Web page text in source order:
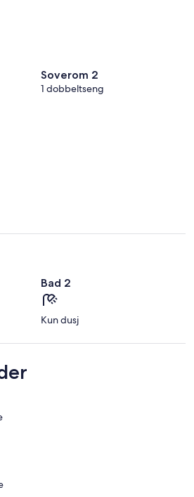
Soverom 2
1 dobbeltseng
Bad 2
Kun dusj